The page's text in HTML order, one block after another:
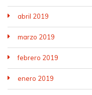
abril 2019
marzo 2019
febrero 2019
enero 2019